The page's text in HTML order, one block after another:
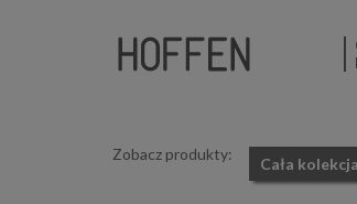
Zobacz produkty:
Cała kolekcja